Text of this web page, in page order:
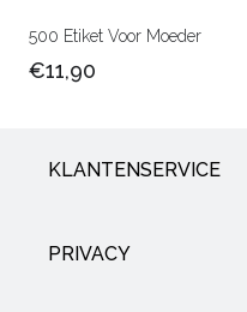
500 Etiket Voor Moeder
€11,90
KLANTENSERVICE
PRIVACY